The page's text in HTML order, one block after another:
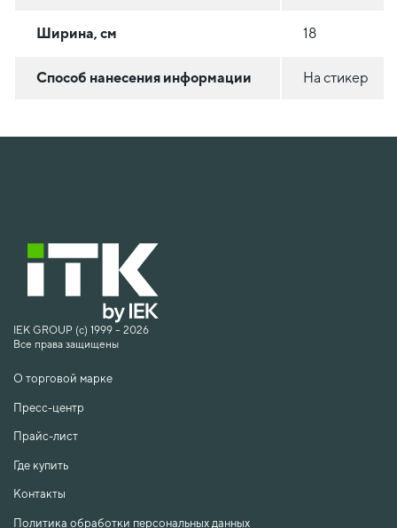
Ширина, см 18
Способ нанесения информации На стикер
IEK GROUP (c) 1999 – 2026
Все права защищены
О торговой марке
Пресс-центр
Прайс-лист
Где купить
Контакты
Политика обработки персональных данных